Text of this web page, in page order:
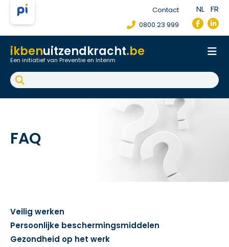
Contact
0800 23 999
NL FR
ikbenuitzendkracht.be
Een initiatief van Preventie en Interim
Onthaal
Werkpostfiche
Arbeidsongeval
FAQ
Veilig werken
Persoonlijke beschermingsmiddelen
Gezondheid op het werk